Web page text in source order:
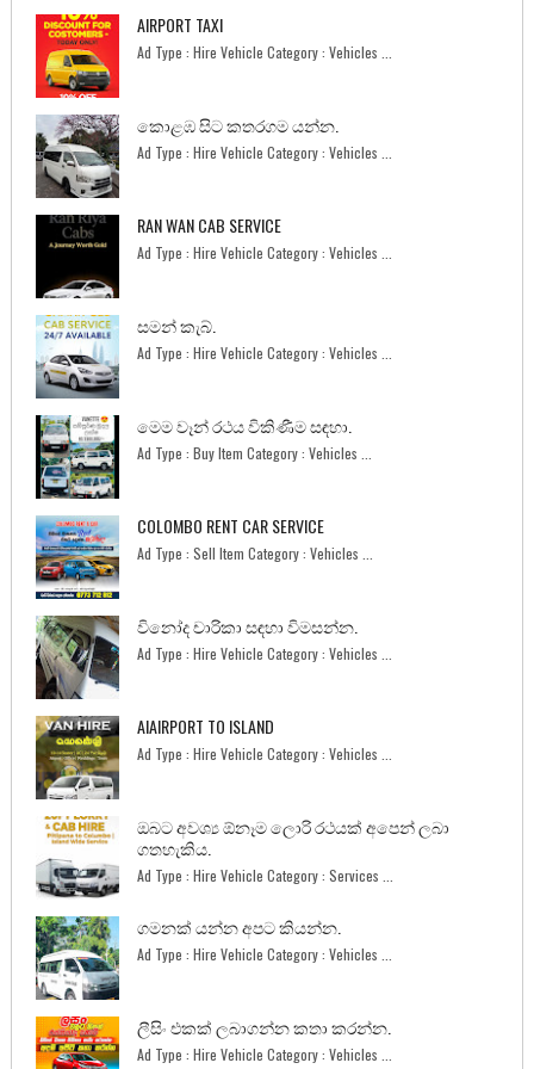
AIRPORT TAXI
Ad Type : Hire Vehicle Category : Vehicles ...
කොළඹ සිට කතරගම යන්න.
Ad Type : Hire Vehicle Category : Vehicles ...
RAN WAN CAB SERVICE
Ad Type : Hire Vehicle Category : Vehicles ...
සමන් කැබ්.
Ad Type : Hire Vehicle Category : Vehicles ...
මෙම වෑන් රථය විකිණීම සඳහා.
Ad Type : Buy Item Category : Vehicles ...
COLOMBO RENT CAR SERVICE
Ad Type : Sell Item Category : Vehicles ...
විනෝද චාරිකා සඳහා විමසන්න.
Ad Type : Hire Vehicle Category : Vehicles ...
AIAIRPORT TO ISLAND
Ad Type : Hire Vehicle Category : Vehicles ...
ඔබට අවශ්‍ය ඕනෑම ලොරි රථයක් අපෙන් ලබා
ගතහැකිය.
Ad Type : Hire Vehicle Category : Services ...
ගමනක් යන්න අපට කියන්න.
Ad Type : Hire Vehicle Category : Vehicles ...
ලීසිං එකක් ලබාගන්න කතා කරන්න.
Ad Type : Hire Vehicle Category : Vehicles ...